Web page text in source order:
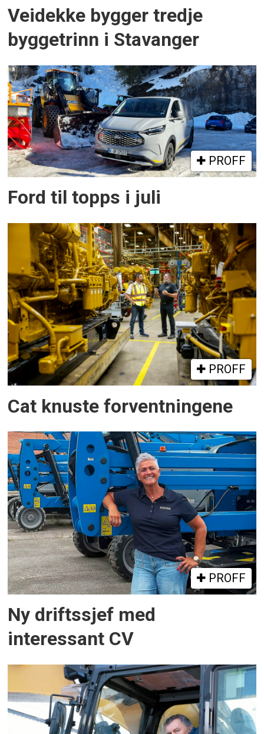
Veidekke bygger tredje
byggetrinn i Stavanger
PROFF
Ford til topps i juli
PROFF
Cat knuste forventningene
PROFF
Ny driftssjef med
interessant CV